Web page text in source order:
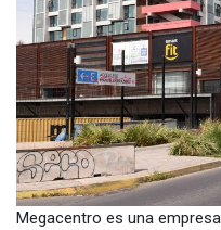
Megacentro es una